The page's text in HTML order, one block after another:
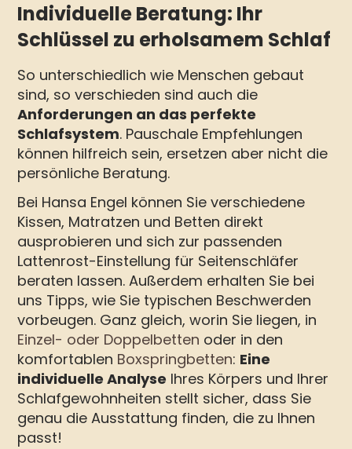
Individuelle Beratung: Ihr
Schlüssel zu erholsamem Schlaf
So unterschiedlich wie Menschen gebaut
sind, so verschieden sind auch die
Anforderungen an das perfekte
Schlafsystem. Pauschale Empfehlungen
können hilfreich sein, ersetzen aber nicht die
persönliche Beratung.
Bei Hansa Engel können Sie verschiedene
Kissen, Matratzen und Betten direkt
ausprobieren und sich zur passenden
Lattenrost-Einstellung für Seitenschläfer
beraten lassen. Außerdem erhalten Sie bei
uns Tipps, wie Sie typischen Beschwerden
vorbeugen. Ganz gleich, worin Sie liegen, in
Einzel- oder Doppelbetten oder in den
komfortablen Boxspringbetten: Eine
individuelle Analyse Ihres Körpers und Ihrer
Schlafgewohnheiten stellt sicher, dass Sie
genau die Ausstattung finden, die zu Ihnen
passt!